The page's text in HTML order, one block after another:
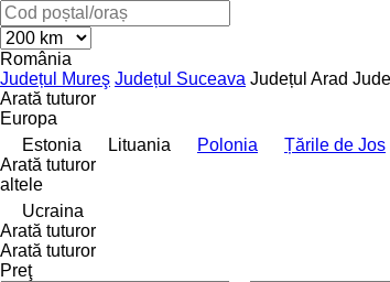
România
Județul Mureş Județul Suceava Județul Arad
Arată tuturor
Europa
Estonia
Lituania Polonia Țările de Jos
Arată tuturor
altele
Ucraina
Arată tuturor
Arată tuturor
Preţ